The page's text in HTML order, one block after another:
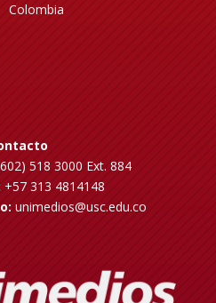
Colombia
518 3000 Ext. 884
+57 313 4814148
unimedios@usc.edu.co